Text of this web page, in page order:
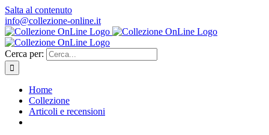
Salta al contenuto
info@collezione-online.it
Cerca per:
Home
Collezione
Articoli e recensioni